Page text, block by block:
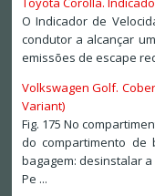
O Indicador de
condutor a alcançar
emissões de escape
Volkswagen Golf.
Variant)
Fig. 175 No
do compartimento de
bagagem: desinstalar
Pe ...